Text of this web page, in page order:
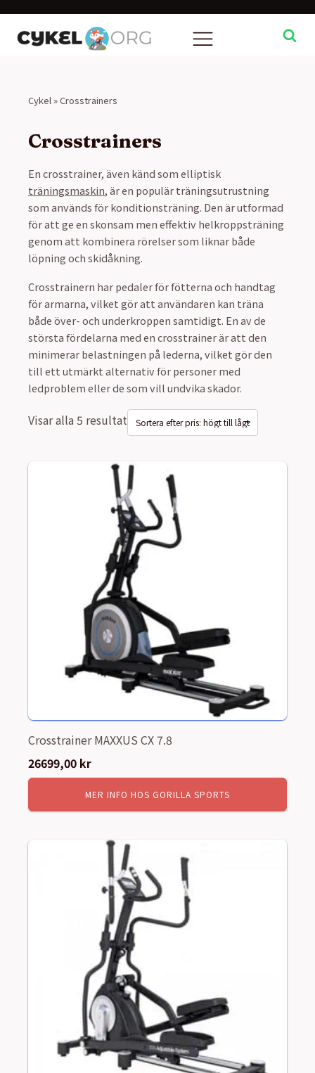
Cykel »Crosstrainers
Crosstrainers
En crosstrainer, även känd som elliptisk
träningsmaskin, är en populär träningsutrustning
som används för konditionsträning. Den är utformad
för att ge en skonsam men effektiv helkroppsträning
genom att kombinera rörelser som liknar både
löpning och skidåkning.
Crosstrainern har pedaler för fötterna och handtag
för armarna, vilket gör att användaren kan träna
både över- och underkroppen samtidigt. En av de
största fördelarna med en crosstrainer är att den
minimerar belastningen på lederna, vilket gör den
till ett utmärkt alternativ för personer med
ledproblem eller de som vill undvika skador.
Visar alla 5 resultat Sorterade
efter
högt
till
lågt
Crosstrainer MAXXUS CX 7.8
26699,00 kr
MER INFO HOS GORILLA SPORTS